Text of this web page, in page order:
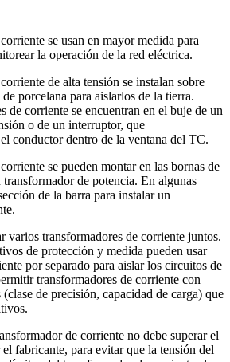
se usan en mayor medida para
la operación de la red eléctrica.
de alta tensión se instalan sobre
porcelana para aislarlos de la tierra.
de corriente se encuentran en el buje de un
o de un interruptor, que
conductor dentro de la ventana del TC.
se pueden montar en las bornas de
de potencia. En algunas
de la barra para instalar un
varios transformadores de corriente juntos.
de protección y medida pueden usar
por separado para aislar los circuitos de
transformadores de corriente con
de precisión, capacidad de carga) que
de corriente no debe superar el
fabricante, para evitar que la tensión del